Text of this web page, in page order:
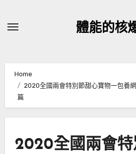
體能的核
Home
2020全國兩會特別節甜心寶物一包養
篇
2020全國兩會